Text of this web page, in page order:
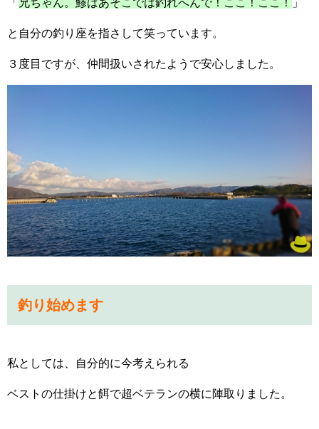
と自分の釣り座を指さして笑っています。
３度目ですが、仲間扱いされたようで安心しました。
釣り始めます
私としては、自分的に今考えられる
ベストの仕掛けと餌で超ベテランの横に陣取りました。